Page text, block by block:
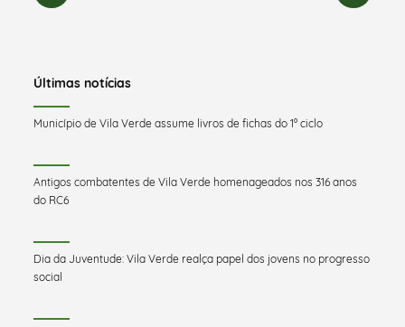
Últimas notícias
Município de Vila Verde assume livros de fichas do 1º ciclo
Antigos combatentes de Vila Verde homenageados nos 316 anos
do RC6
Dia da Juventude: Vila Verde realça papel dos jovens no progresso
social